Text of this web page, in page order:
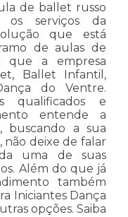
de ballet russo
os serviços da
que está
de aulas de
que a empresa
Ballet Infantil,
do Ventre.
qualificados e
entende a
buscando a sua
não deixe de falar
uma de suas
Além do que já
também
Iniciantes Dança
opções. Saiba